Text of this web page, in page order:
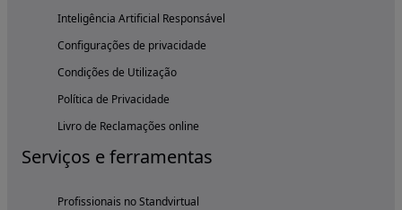
Inteligência Artificial Responsável
Configurações de privacidade
Condições de Utilização
Política de Privacidade
Livro de Reclamações online
Serviços e ferramentas
Profissionais no Standvirtual